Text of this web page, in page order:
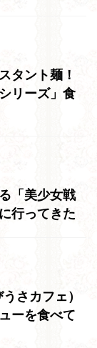
タント麺！
リーズ」食
「美少女戦
行ってきた
さカフェ）
ーを食べて